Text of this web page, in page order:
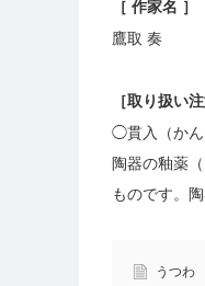
［ 作家名 ］
鷹取 奏
［取り扱い
◯貫入（かん
陶器の釉薬
ものです。
うつわ